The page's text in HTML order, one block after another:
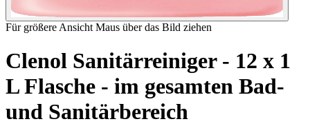
Für größere Ansicht Maus über das Bild ziehen
Clenol Sanitärreiniger - 12 x 1
L Flasche - im gesamten Bad-
und Sanitärbereich